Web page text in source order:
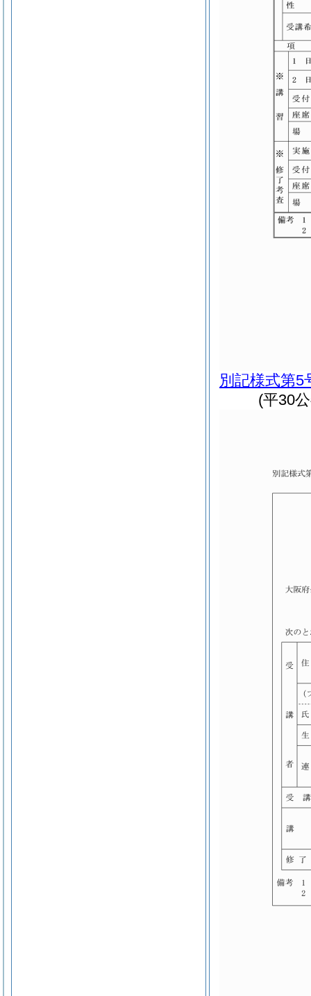
別記様式第5
(平30